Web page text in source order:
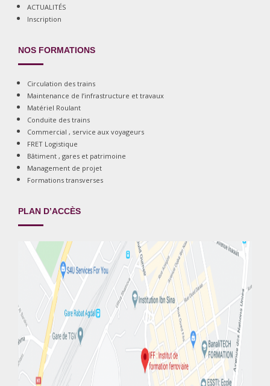
ACTUALITÉS
Inscription
NOS FORMATIONS
Circulation des trains
Maintenance de l’infrastructure et travaux
Matériel Roulant
Conduite des trains
Commercial , service aux voyageurs
FRET Logistique
Bâtiment , gares et patrimoine
Management de projet
Formations transverses
PLAN D’ACCÈS